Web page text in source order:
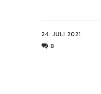
24. JULI 2021
8